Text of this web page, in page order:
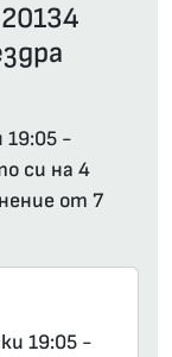
19:05 -
си на 4
от 7
19:05 -